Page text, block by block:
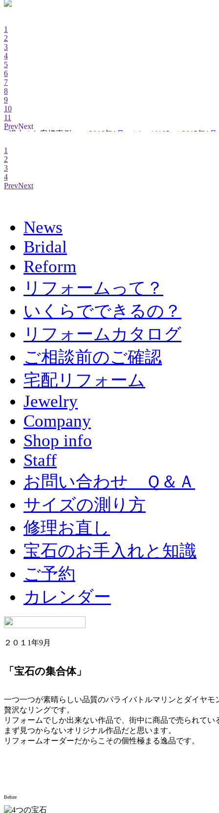
1
2
3
4
5
6
7
8
9
10
11
PrevNext
過去のお客様事例 →
2016年1月～(ページ105～) 2015年1
1
2
3
4
PrevNext
News
Bridal
Reform
リフォームって？
いくらでできるの？
リフォームカタログ
ご相談前のご確認
宅配リフォーム
Jewelry
Company
Shop info
Staff
お問い合わせ Ｑ＆Ａ
サイズの測り方
修理お直し
宝石のお手入れと知識
ご予約
カレンダー
２０１1年9月
「宝石の集合体」
一つ一つが素晴らしい品質のパライバトルマリンとダイヤモ
贅沢なリングです。
リフォームでしか出来ない作品で、街中に商品で売られてい
まず見つからないオリジナル作品だと思います。
リフォームオーダーだからこその個性極まる逸品です。
Before